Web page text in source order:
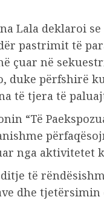
Lala deklaroi
pastrimit të
çuar në
duke përfshirë
të tjera të
“Të
nga aktivitetet
të
dhe tjetërsimin